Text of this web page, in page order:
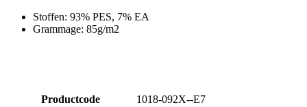
Stoffen: 93% PES, 7% EA
Grammage: 85g/m2
Productcode
1018-092X--E7